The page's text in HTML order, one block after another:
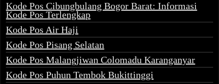
Kode Pos Cibungbulang Bogor Barat: Informasi
Kode Pos Terlengkap
Kode Pos Air Haji
Kode Pos Pisang Selatan
Kode Pos Malangjiwan Colomadu Karanganyar
Kode Pos Puhun Tembok Bukittinggi